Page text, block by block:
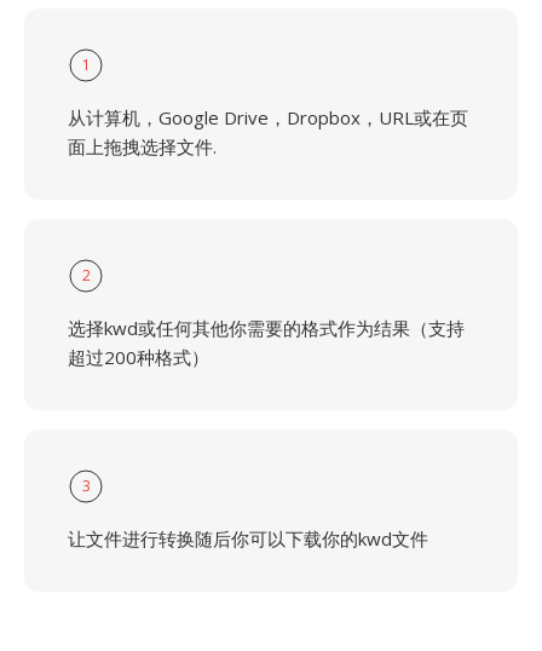
1
从计算机，Google Drive，Dropbox，URL或在页
面上拖拽选择文件.
2
选择kwd或任何其他你需要的格式作为结果（支持
超过200种格式）
3
让文件进行转换随后你可以下载你的kwd文件